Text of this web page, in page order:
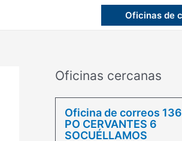
Oficinas de
Oficinas cercanas
Oficina de correos
PO CERVANTES 6
SOCUÉLLAMOS